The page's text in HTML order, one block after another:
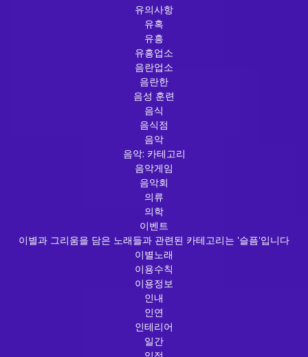
유의사항
유혹
유흥
유흥업소
음란업소
음란한
음성 훈련
음식
음식점
음악
음악: 카테고리
음악게임
음악회
의류
의학
이벤트
이별과 그리움을 담은 노래들과 관련된 카테고리는 '슬픔'입니다
이별노래
이용수칙
이용정보
인내
인연
인테리어
일간